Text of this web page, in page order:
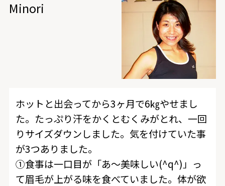
Minori
ホットと出会ってから3ヶ月で6㎏やせまし
た。たっぷり汗をかくとむくみがとれ、一回
りサイズダウンしました。気を付けていた事
が3つありました。
①食事は一口目が「あ～美味しい(^q^)」っ
て眉毛が上がる味を食べていました。体が欲